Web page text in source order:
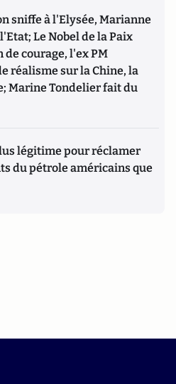
sniffe à l'Elysée, Marianne
Le Nobel de la Paix
de courage, l'ex PM
réalisme sur la Chine, la
Marine Tondelier fait du
légitime pour réclamer
du pétrole américains que